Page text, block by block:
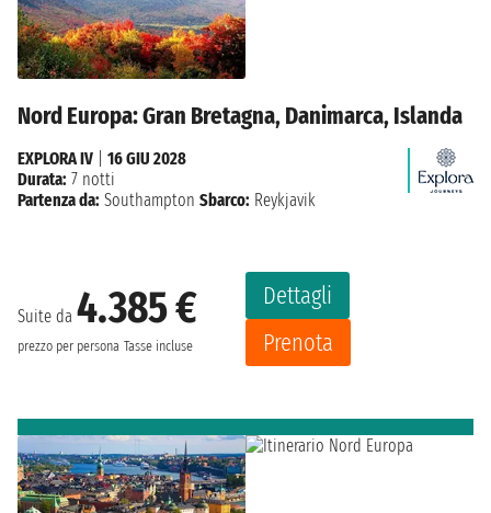
Nord Europa: Gran Bretagna, Danimarca, Islanda
Suite da 4.385 €
prezzo per persona Tasse incluse
Dettagli
Prenota
EXPLORA IV
16 GIU 2028
Durata: 7 notti
Partenza da: Southampton Sbarco: Reykjavik